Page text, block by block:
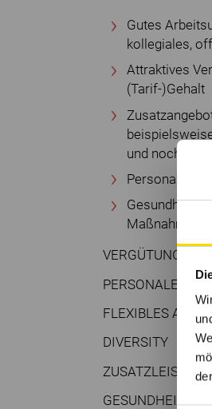
Gutes
kollegiales,
Attraktives
(Tarif-)Gehalt
und noch viele
Maßnahmen
FLEXIBLES
DIVERSITY
GESUNDHEITS